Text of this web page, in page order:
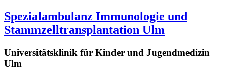
Spezialambulanz Immunologie und
Stammzelltransplantation Ulm
Universitätsklinik für Kinder und Jugendmedizin
Ulm